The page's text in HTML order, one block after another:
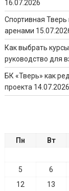
16.07.2026
Спортивная
аренами
Как выбрать
руководство для
БК «Тверь» как
проекта 14.07.2026
Пн Вт
5
6
12
13